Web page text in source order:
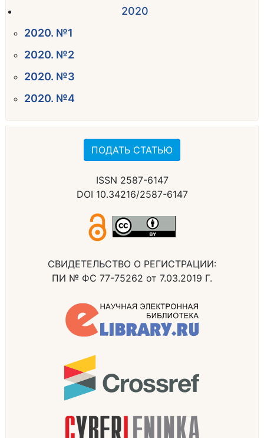
ПОДАТЬ СТАТЬЮ
ISSN 2587-6147
DOI 10.34216/2587-6147
СВИДЕТЕЛЬСТВО О РЕГИСТРАЦИИ:
ПИ № ФС 77-75262 от 7.03.2019 Г.
2020
2020. №1
2020. №2
2020. №3
2020. №4